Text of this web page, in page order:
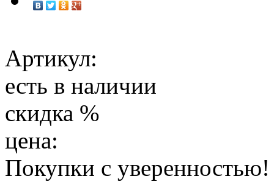
Артикул:
есть в наличии
скидка %
цена:
Покупки с уверенностью!